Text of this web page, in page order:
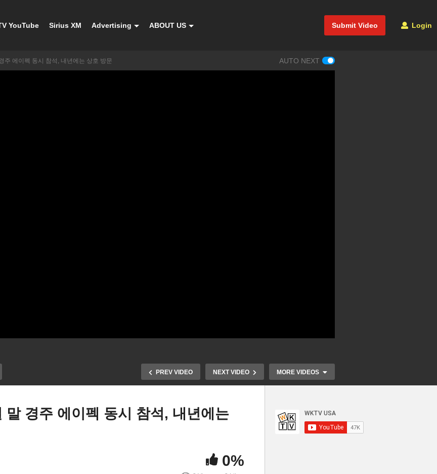
Submit Video Login
YouTube Sirius XM Advertising ABOUT US
주 에이펙 동시 참석, 내년에는 상호 방문 AUTO NEXT
PREV VIDEO NEXT VIDEO MORE VIDEOS
말 경주 에이펙 동시 참석, 내년에는
0%